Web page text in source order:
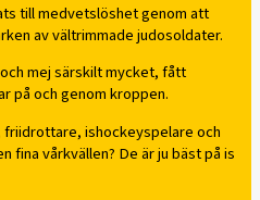
till medvetslöshet genom att
av vältrimmade judosoldater.
mej särskilt mycket, fått
på och genom kroppen.
ishockeyspelare och
fina vårkvällen? De är ju bäst på is